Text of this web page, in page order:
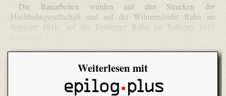
Die Bauarbeiten wurden auf den Strecken der
Hochbahngesellschaft und auf der Wilmersdorfer Bahn im
Sommer 1910, auf der Dahlemer Bahn im Sommer 1911
Weiterlesen mit